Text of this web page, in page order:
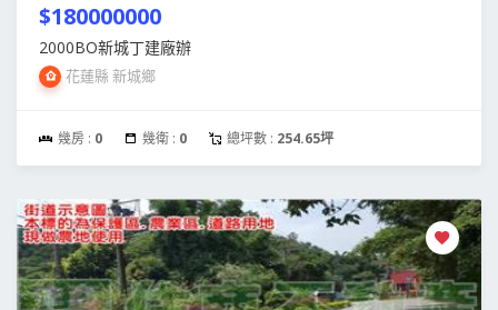
$180000000
2000BO新城丁建廠辦
花蓮縣 新城鄉
幾房 : 0 幾衛 : 0 總坪數 : 254.65坪